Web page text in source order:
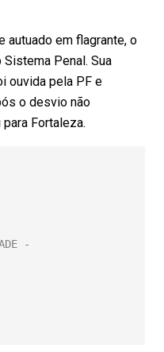
autuado em flagrante, o
Penal. Sua
ouvida pela PF e
o desvio não
Fortaleza.